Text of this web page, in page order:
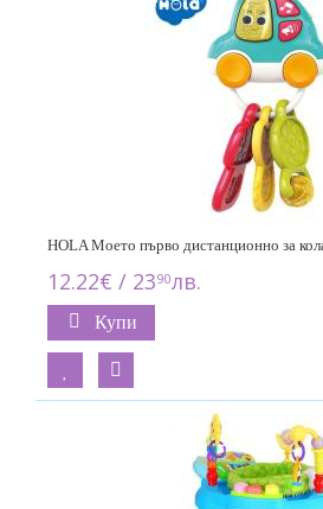
HOLA Моето първо дистанционно за
12.22€ / 2390лв.
Купи